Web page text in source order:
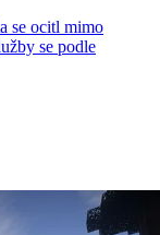
se ocitl mimo
se podle